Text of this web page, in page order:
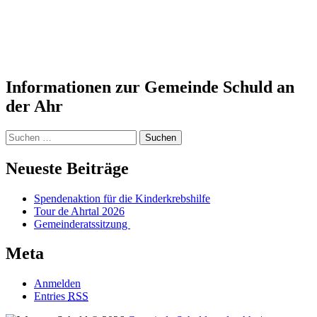
Informationen zur Gemeinde Schuld an
der Ahr
Suchen
nach:
Neueste Beiträge
Spendenaktion für die Kinderkrebshilfe
Tour de Ahrtal 2026
Gemeinderatssitzung
Meta
Anmelden
Entries RSS